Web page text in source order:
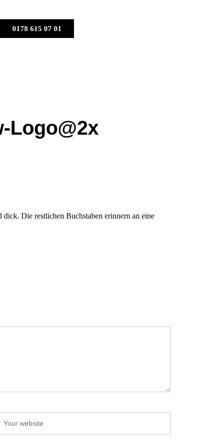
0178 615 07 01
Logo@2x
Die restlichen Buchstaben erinnern an eine